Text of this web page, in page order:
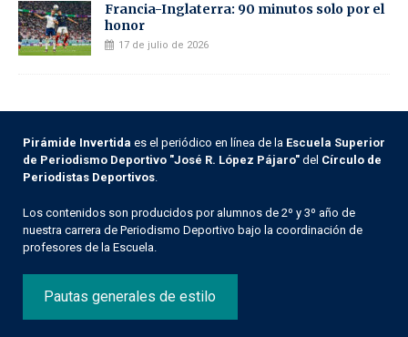
Francia-Inglaterra: 90 minutos solo por el
honor
17 de julio de 2026
Pirámide Invertida es el periódico en línea de la Escuela Superior
de Periodismo Deportivo "José R. López Pájaro" del Círculo de
Periodistas Deportivos.
Los contenidos son producidos por alumnos de 2º y 3º año de
nuestra carrera de Periodismo Deportivo bajo la coordinación de
profesores de la Escuela.
Pautas generales de estilo